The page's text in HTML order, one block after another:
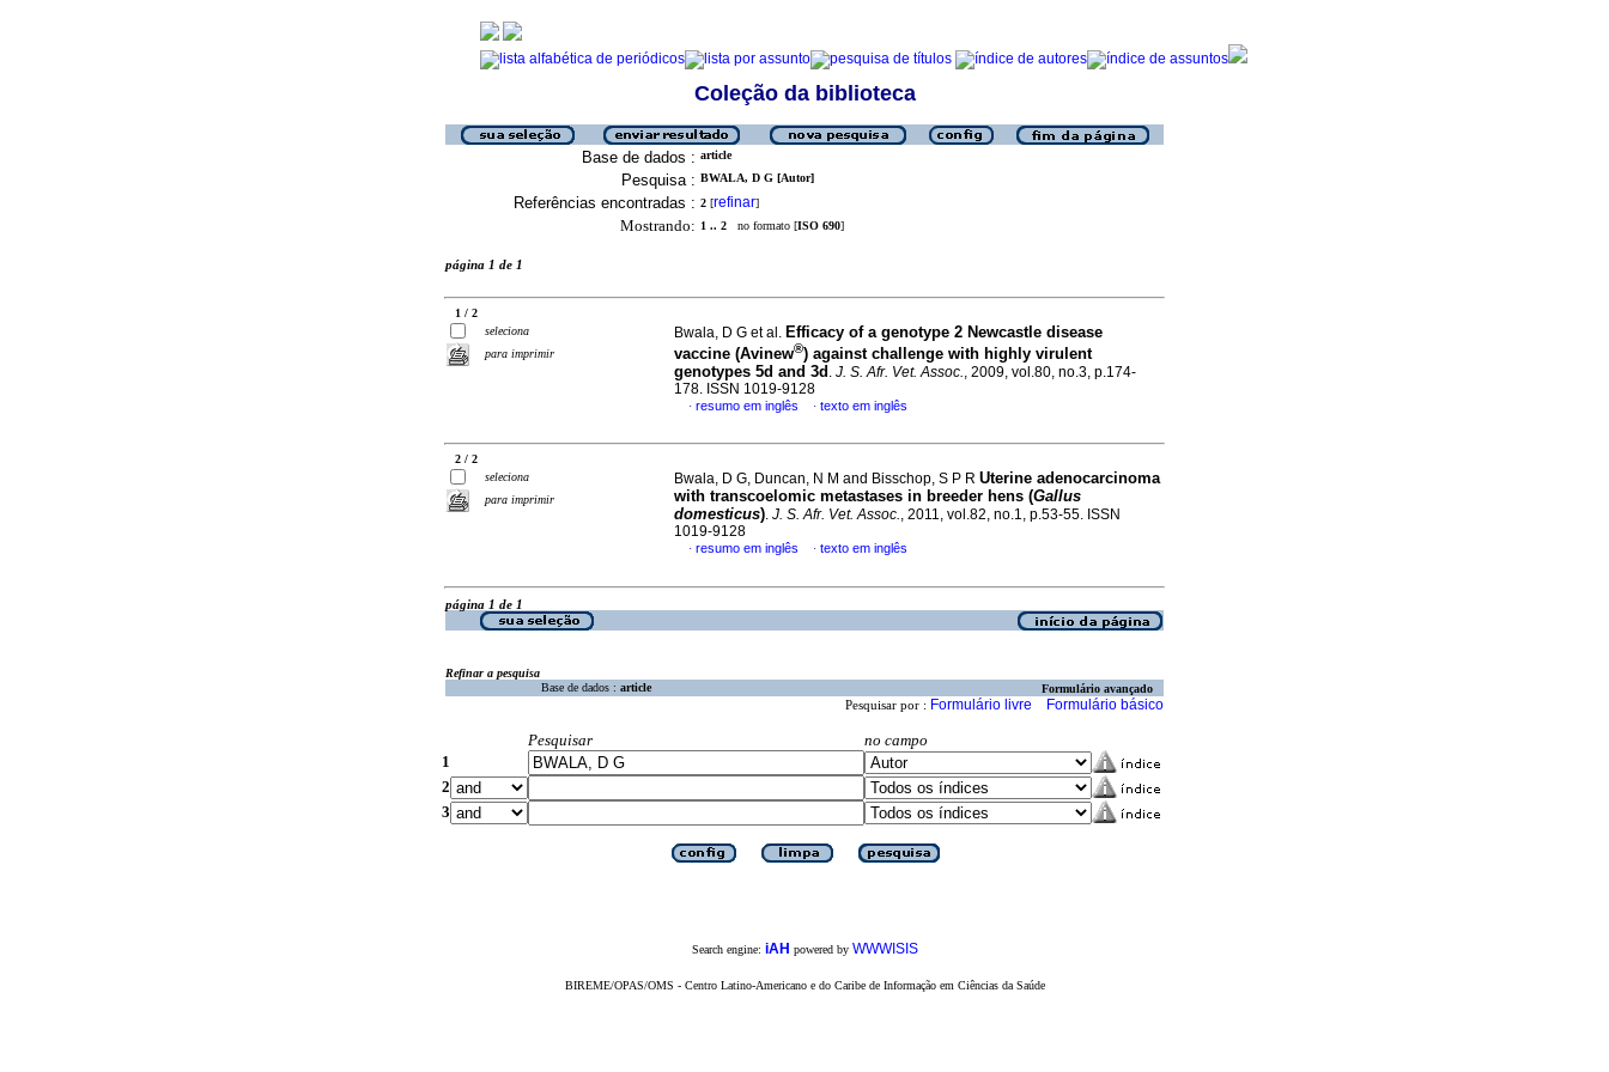
Coleção da biblioteca
Base de dados : article
Pesquisa : BWALA, D G [Autor]
Referências encontradas : 2 [refinar]
Mostrando: 1 .. 2 no formato [ISO 690]
página 1 de 1
1 / 2
seleciona
para imprimir
Bwala, D G et al. Efficacy of a genotype 2 Newcastle disease
vaccine (Avinew®) against challenge with highly virulent
genotypes 5d and 3d . J. S. Afr. Vet. Assoc., 2009, vol.80, no.3, p.174-
178. ISSN 1019-9128
· resumo em inglês · texto em inglês
2 / 2
seleciona
para imprimir
Bwala, D G, Duncan, N M and Bisschop, S P R Uterine adenocarcinoma
with transcoelomic metastases in breeder hens (Gallus
domesticus). J. S. Afr. Vet. Assoc., 2011, vol.82, no.1, p.53-55. ISSN
1019-9128
· resumo em inglês · texto em inglês
página 1 de 1
Refinar a pesquisa
Base de dados : article Formulário avançado
Pesquisar por : Formulário livre Formulário básico
Pesquisar
no campo
1
2
3
Search engine: iAH powered by WWWISIS
BIREME/OPAS/OMS - Centro Latino-Americano e do Caribe de Informação em Ciências da Saúde